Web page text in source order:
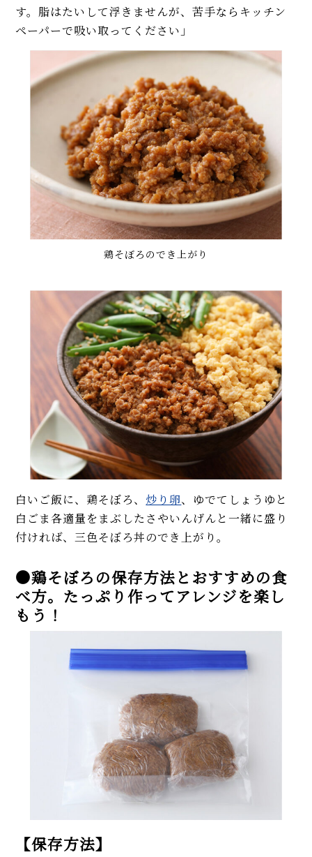
す。脂はたいして浮きませんが、苦手ならキッチン
ペーパーで吸い取ってください」
鶏そぼろのでき上がり
白いご飯に、鶏そぼろ、 炒り卵、ゆでてしょうゆと
白ごま各適量をまぶしたさやいんげんと一緒に盛り
付ければ、三色そぼろ丼のでき上がり。
●鶏そぼろの保存方法とおすすめの食
べ方。たっぷり作ってアレンジを楽し
もう！
【保存方法】